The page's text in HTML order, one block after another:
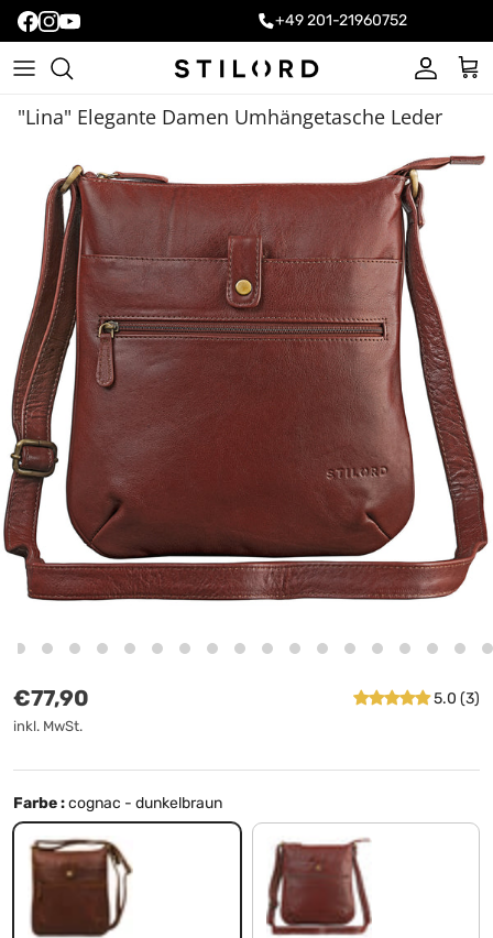
+49 201-21960752
Konto
"Lina" Elegante Damen Umhängetasche Leder
Normaler Preis
€77,90
inkl. MwSt.
5.0 (3)
Farbe :cognac - dunkelbraun
cognac - dunkelbraun kupfer - braun